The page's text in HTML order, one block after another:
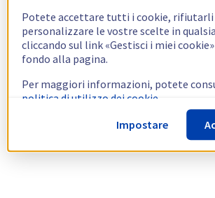
Potete accettare tutti i cookie, rifiutarli
personalizzare le vostre scelte in
cliccando sul link «Gestisci i miei
fondo alla pagina.
Per maggiori informazioni, potete
politica di utilizzo dei cookie.
Impostare